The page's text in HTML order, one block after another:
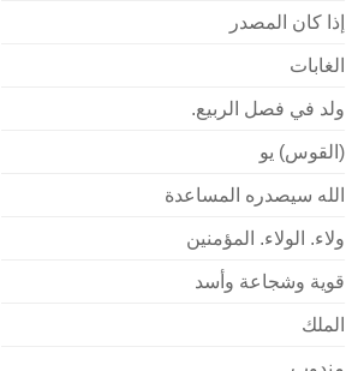
إذا كان المصدر
الغابات
ولد في فصل الربيع.
(القوس) يو
الله سيصدره المساعدة
ولاء. الولاء. المؤمنين
قوية وشجاعة وأسد
الملك